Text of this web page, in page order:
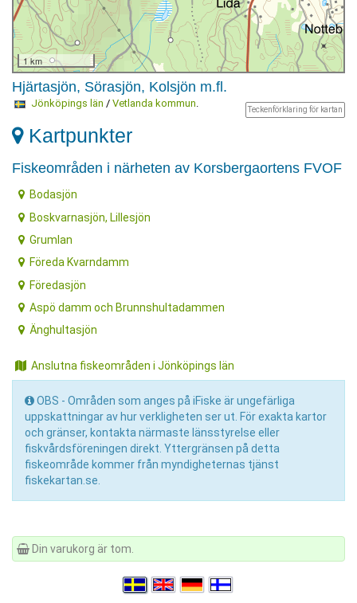
1 km
Hjärtasjön, Sörasjön, Kolsjön m.fl.
Teckenförklaring för kartan
Jönköpings län / Vetlanda kommun.
Kartpunkter
Fiskeområden i närheten av Korsbergaortens FVOF
Bodasjön
Boskvarnasjön, Lillesjön
Grumlan
Föreda Kvarndamm
Föredasjön
Aspö damm och Brunnshultadammen
Änghultasjön
Anslutna fiskeområden i Jönköpings län
OBS - Områden som anges på iFiske är ungefärliga
uppskattningar av hur verkligheten ser ut. För exakta kartor
och gränser, kontakta närmaste länsstyrelse eller
fiskvårdsföreningen direkt. Yttergränsen på detta
fiskeområde kommer från myndigheternas tjänst
fiskekartan.se.
Din varukorg är tom.